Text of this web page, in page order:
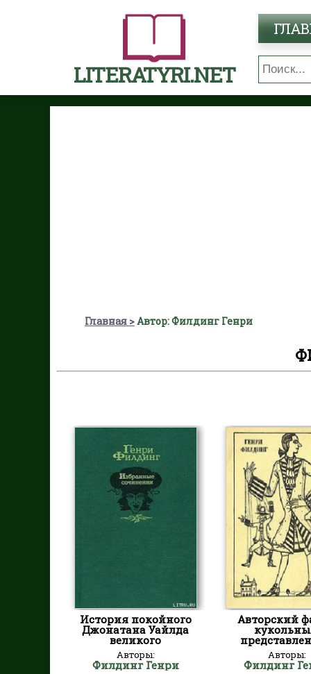
LITERATYRI.NET
Главная Автор: Филдинг Генри
История покойного
Джонатана Уайлда
великого
Авторы:
Филдинг Генри
Авторский
Авторы:
Филдинг